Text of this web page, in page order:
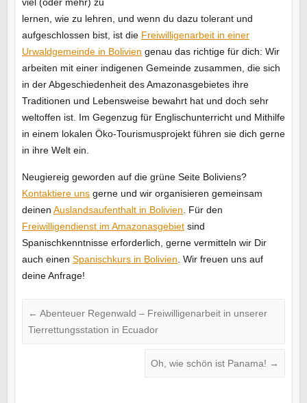
lernen, wie zu lehren, und wenn du dazu tolerant und
aufgeschlossen bist, ist die Freiwilligenarbeit in einer
Urwaldgemeinde in Bolivien genau das richtige für dich: Wir
arbeiten mit einer indigenen Gemeinde zusammen, die sich
in der Abgeschiedenheit des Amazonasgebietes ihre
Traditionen und Lebensweise bewahrt hat und doch sehr
weltoffen ist. Im Gegenzug für Englischunterricht und Mithilfe
in einem lokalen Öko-Tourismusprojekt führen sie dich gerne
in ihre Welt ein.
Neugiereig geworden auf die grüne Seite Boliviens?
Kontaktiere unsgerne und wir organisieren gemeinsam
deinen Auslandsaufenthalt in Bolivien . Für den
Freiwilligendienst im Amazonasgebietsind
Spanischkenntnisse erforderlich, gerne vermitteln wir Dir
auch einen Spanischkurs in Bolivien . Wir freuen uns auf
deine Anfrage!
← Abenteuer Regenwald – Freiwilligenarbeit in unserer
Tierrettungsstation in Ecuador
Oh, wie schön ist Panama! →